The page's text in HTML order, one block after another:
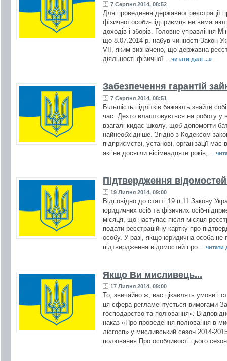
7 Серпня 2014, 08:52
Для проведення державної реєстрації
фізичної особи-підприємця не
доходів і зборів. Головне управління
що 8.07.2014 р. набув чинності Закон
VII, яким визначено, що державна
діяльності фізичної...
читати далі ...»
Забезпечення гарантій
7 Серпня 2014, 08:51
Більшість підлітків бажають знайти
час. Дехто влаштовується на роботу у
взагалі кидає школу, щоб допомогти
найнеобхідніше. Згідно з Кодексом
підприємстві, установі, організації
які не досягли вісімнадцяти років,...
Підтвердження
19 Липня 2014, 09:00
Відповідно до статті 19 п.11 Закону
юридичних осіб та фізичних осіб-
місяця, що наступає після місяця
подати реєстраційну картку про
особу. У разі, якщо юридична особа не
підтвердження відомостей про...
читати
Якщо Ви мисливець...
17 Липня 2014, 09:00
То, звичайно ж, вас цікавлять умови і
ця сфера регламентується вимогами
господарство та полювання».
наказ «Про проведення полювання в
лісгосп» у мисливський сезон 2014-
полювання.Про особливості цього